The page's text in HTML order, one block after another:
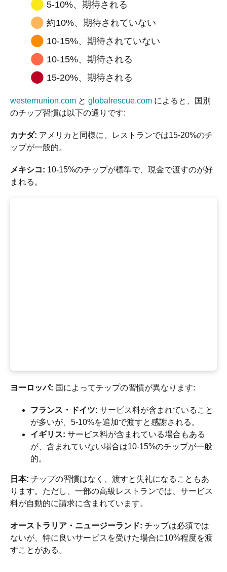
⬤ 5-10%、期待される
⬤ 約10%、期待されていない
⬤ 10-15%、期待されていない
⬤ 10-15%、期待される
⬤ 15-20%、期待される
westernunion.com と globalrescue.com によると、国別
のチップ習慣は以下の通りです:
カナダ: アメリカと同様に、レストランでは15-20%のチ
ップが一般的。
メキシコ: 10-15%のチップが標準で、現金で渡すのが好
まれる。
ヨーロッパ: 国によってチップの習慣が異なります:
フランス・ドイツ: サービス料が含まれていること
が多いが、5-10%を追加で渡すと感謝される。
イギリス: サービス料が含まれている場合もある
が、含まれていない場合は10-15%のチップが一般
的。
日本: チップの習慣はなく、渡すと失礼になることもあ
ります。ただし、一部の高級レストランでは、サービス
料が自動的に請求に含まれています。
オーストラリア・ニュージーランド: チップは必須では
ないが、特に良いサービスを受けた場合に10%程度を渡
すことがある。